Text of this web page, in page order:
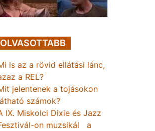
is az a rövid ellátási lánc,
a REL?
jelentenek a tojásokon
számok?
IX. Miskolci Dixie és Jazz
on muzsikál a